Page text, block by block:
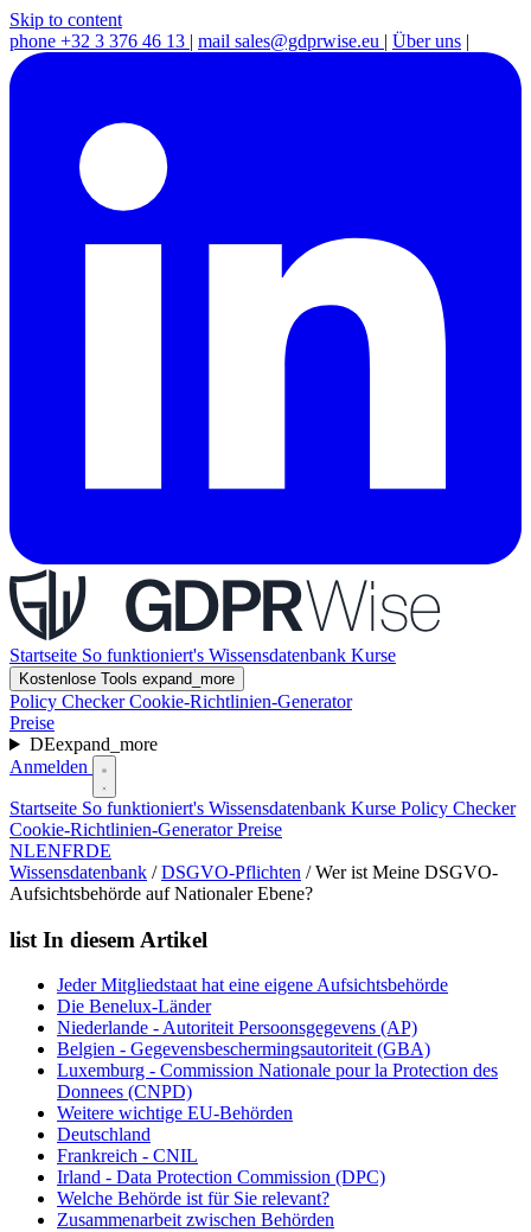
Skip to content
phone +32 3 376 46 13 | mail sales@gdprwise.eu | Über uns |
Startseite So funktioniert's Wissensdatenbank Kurse
Kostenlose Tools expand_more
Policy CheckerCookie-Richtlinien-Generator
Preise
DEexpand_more
Anmelden
Startseite So funktioniert's Wissensdatenbank Kurse Policy Checker
Cookie-Richtlinien-GeneratorPreise
NLENFRDE
Wissensdatenbank / DSGVO-Pflichten / Wer ist Meine DSGVO-
Aufsichtsbehörde auf Nationaler Ebene?
list In diesem Artikel
Jeder Mitgliedstaat hat eine eigene Aufsichtsbehörde
Die Benelux-Länder
Niederlande - Autoriteit Persoonsgegevens (AP)
Belgien - Gegevensbeschermingsautoriteit (GBA)
Luxemburg - Commission Nationale pour la Protection des
Donnees (CNPD)
Weitere wichtige EU-Behörden
Deutschland
Frankreich - CNIL
Irland - Data Protection Commission (DPC)
Welche Behörde ist für Sie relevant?
Zusammenarbeit zwischen Behörden